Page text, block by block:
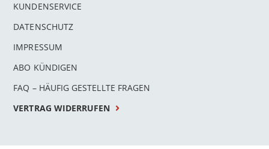
KUNDENSERVICE
DATENSCHUTZ
IMPRESSUM
ABO KÜNDIGEN
FAQ – HÄUFIG GESTELLTE FRAGEN
VERTRAG WIDERRUFEN